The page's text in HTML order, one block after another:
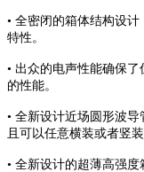
• 全密闭的箱体结构设
特性。
• 出众的电声性能确保
的性能。
• 全新设计近场圆形波
且可以任意横装或者竖装
• 全新设计的超薄高强